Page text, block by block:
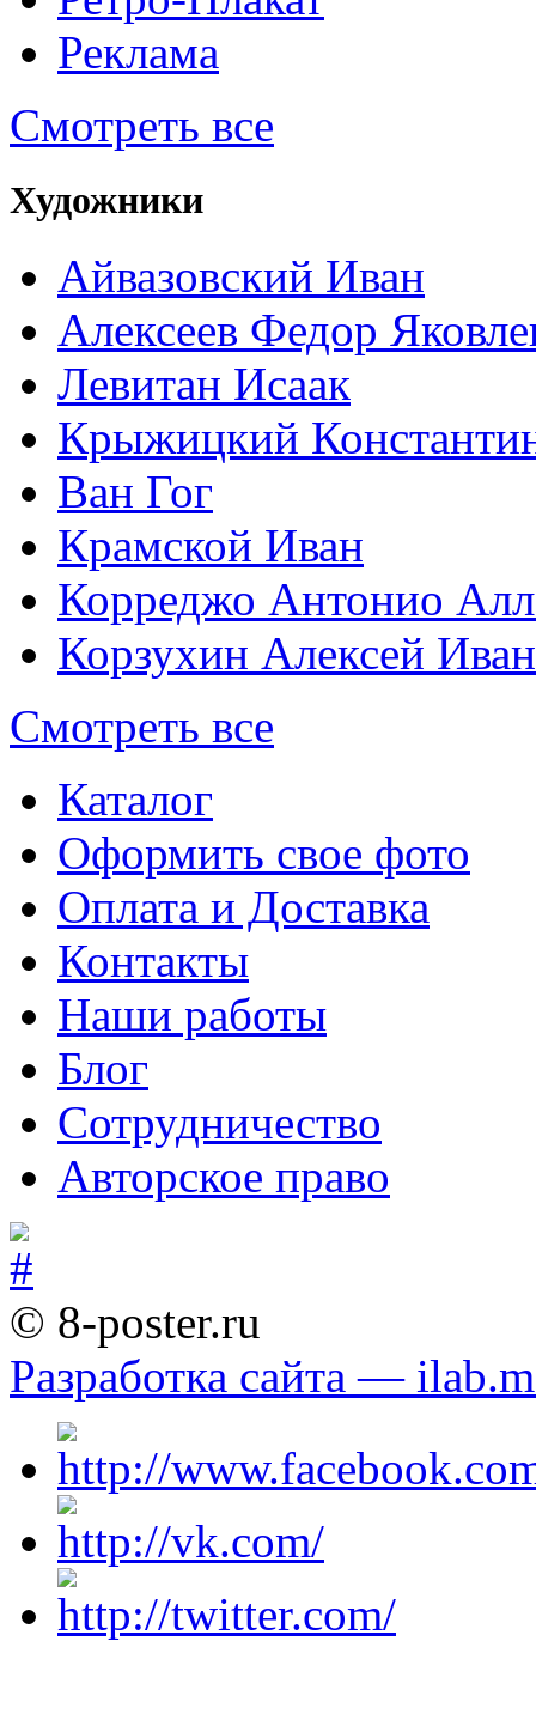
Реклама
Смотреть все
Художники
Айвазовский Иван
Алексеев Федор
Левитан Исаак
Крыжицкий
Ван Гог
Крамской Иван
Корреджо Антонио
Корзухин Алексей
Смотреть все
Каталог
Оформить свое фото
Оплата и Доставка
Контакты
Наши работы
Блог
Сотрудничество
Авторское право
© 8-poster.ru
Разработка сайта —